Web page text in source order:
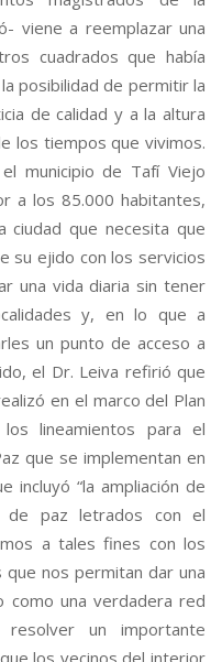
viene a reemplazar una
cuadrados que había
posibilidad de permitir la
de calidad y a la altura
los tiempos que vivimos.
municipio de Tafí Viejo
a los 85.000 habitantes,
ciudad que necesita que
su ejido con los servicios
una vida diaria sin tener
y, en lo que a
un punto de acceso a
el Dr. Leiva refirió que
en el marco del Plan
lineamientos para el
que se implementan en
incluyó “la ampliación de
de paz letrados con el
a tales fines con los
nos permitan dar una
como una verdadera red
un importante
los vecinos del interior